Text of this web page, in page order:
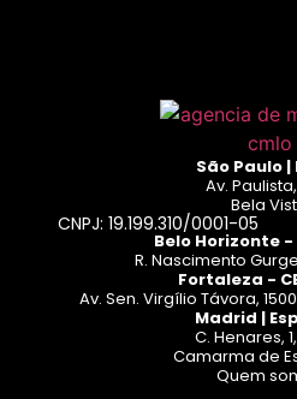
São Paulo |
Av.
Bela
CNPJ: 19.199.310/0001-05
Belo Horizonte -
R. Nascimento
Fortaleza -
Av. Sen. Virgílio Távora,
Madrid |
C. Henares,
Camarma de
Quem